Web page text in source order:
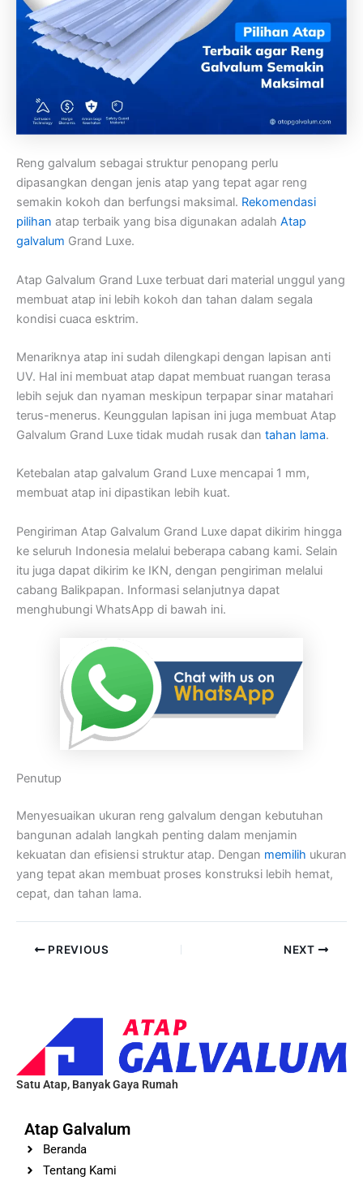
Reng galvalum sebagai struktur penopang perlu
dipasangkan dengan jenis atap yang tepat agar reng
semakin kokoh dan berfungsi maksimal. Rekomendasi
pilihan atap terbaik yang bisa digunakan adalah Atap
galvalum Grand Luxe.
Atap Galvalum Grand Luxe terbuat dari material unggul yang
membuat atap ini lebih kokoh dan tahan dalam segala
kondisi cuaca esktrim.
Menariknya atap ini sudah dilengkapi dengan lapisan anti
UV. Hal ini membuat atap dapat membuat ruangan terasa
lebih sejuk dan nyaman meskipun terpapar sinar matahari
terus-menerus. Keunggulan lapisan ini juga membuat Atap
Galvalum Grand Luxe tidak mudah rusak dan tahan lama.
Ketebalan atap galvalum Grand Luxe mencapai 1 mm,
membuat atap ini dipastikan lebih kuat.
Pengiriman Atap Galvalum Grand Luxe dapat dikirim hingga
ke seluruh Indonesia melalui beberapa cabang kami. Selain
itu juga dapat dikirim ke IKN, dengan pengiriman melalui
cabang Balikpapan. Informasi selanjutnya dapat
menghubungi WhatsApp di bawah ini.
Penutup
Menyesuaikan ukuran reng galvalum dengan kebutuhan
bangunan adalah langkah penting dalam menjamin
kekuatan dan efisiensi struktur atap. Dengan memilih ukuran
yang tepat akan membuat proses konstruksi lebih hemat,
cepat, dan tahan lama.
PREVIOUS NEXT
Satu Atap, Banyak Gaya Rumah
Atap Galvalum
Beranda
Tentang Kami